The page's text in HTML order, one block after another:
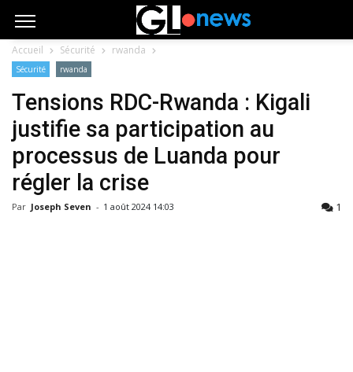
Accueil Sécurité rwanda
Sécurité rwanda
Tensions RDC-Rwanda : Kigali
justifie sa participation au
processus de Luanda pour
régler la crise
Par Joseph Seven - 1 août 2024 14:03 1